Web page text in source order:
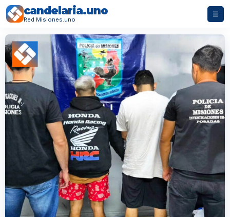
candelaria.uno
Red Misiones.uno
☰